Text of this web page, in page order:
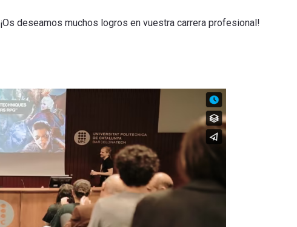
deseamos muchos logros en vuestra carrera profesional!